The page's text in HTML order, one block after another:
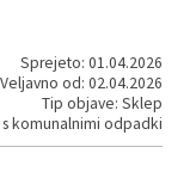
Sprejeto: 01.04.2026
Veljavno od: 02.04.2026
Tip objave: Sklep
s komunalnimi odpadki